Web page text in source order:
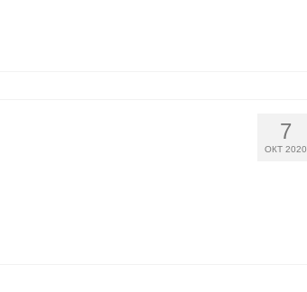
7
ОКТ 2020